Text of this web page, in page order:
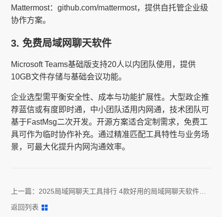
Mattermost：github.com/mattermost，提供自托管企业级
协作方案。
3. 免费局域网聊天软件
Microsoft Teams基础版支持20人以内团队使用，提供
10GB文件存储与基础会议功能。
企业选型需平衡安全性、成本与功能扩展性。大型政企推
荐蓝信或有度即时通，中小团队适用内网通，技术团队可
基于FastMsg二次开发。开源方案适合定制需求，免费工
具可作为临时协作补充。通过精准匹配工具特性与业务场
景，可最大化提升内网沟通效率。
上一篇： 2025局域网聊天工具排行 4款好用的局域网聊天软件推
返回列表